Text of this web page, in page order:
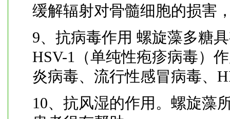
缓解辐射对骨髓细胞的损害
9、抗病毒作用 螺旋藻多糖
HSV-1（单纯性疱疹病毒）
炎病毒、流行性感冒病毒、
10、抗风湿的作用。螺旋藻